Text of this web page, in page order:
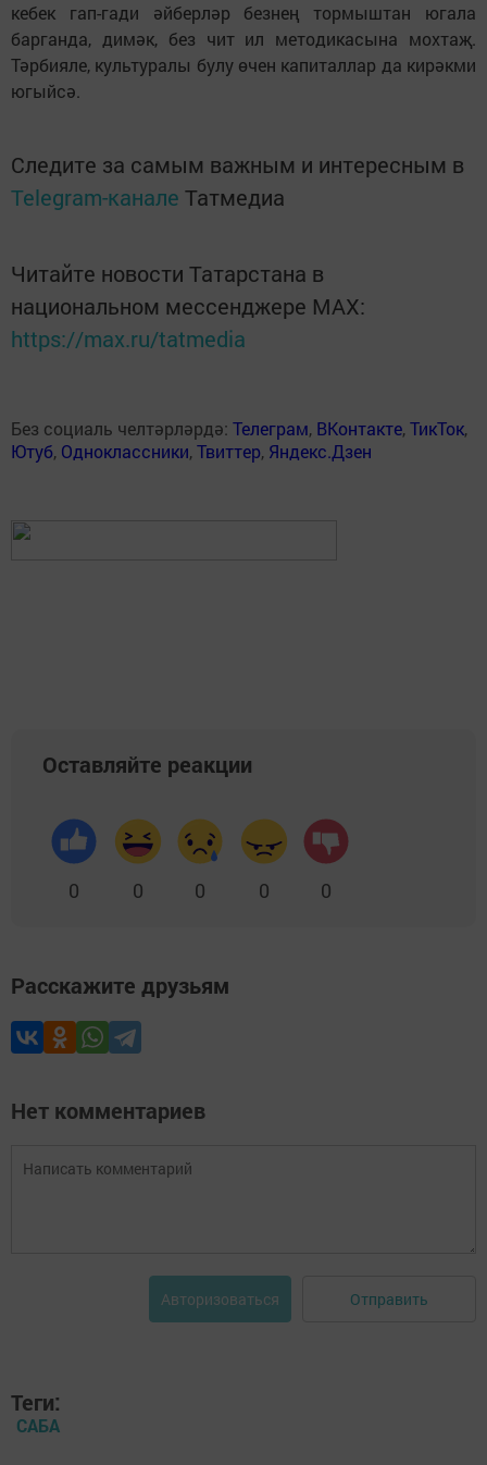
кебек гап-гади әйберләр безнең тормыштан югала
барганда, димәк, без чит ил методикасына мохтаҗ.
Тәрбияле, культуралы булу өчен капиталлар да кирәкми
югыйсә.
Следите за самым важным и интересным в
Telegram-канале Татмедиа
Читайте новости Татарстана в
национальном мессенджере MАХ:
https://max.ru/tatmedia
Без социаль челтәрләрдә: Телеграм, ВКонтакте,ТикТок,
Ютуб, Одноклассники,Твиттер, Яндекс.Дзен
Оставляйте реакции
0 0 0 0 0
Расскажите друзьям
Нет комментариев
Авторизоваться Отправить
Теги:
САБА